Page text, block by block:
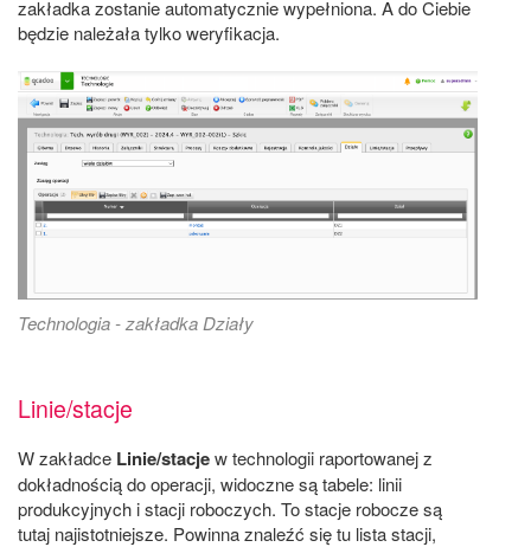
zakładka zostanie automatycznie wypełniona. A do Ciebie
będzie należała tylko weryfikacja.
Technologia - zakładka Działy
Linie/stacje
W zakładce Linie/stacjew technologii raportowanej z
dokładnością do operacji, widoczne są tabele: linii
produkcyjnych i stacji roboczych. To stacje robocze są
tutaj najistotniejsze. Powinna znaleźć się tu lista stacji,